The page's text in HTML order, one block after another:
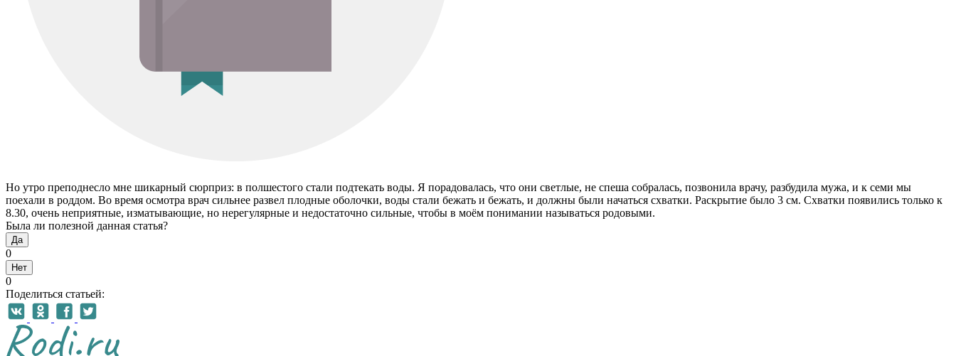
Но утро преподнесло мне шикарный сюрприз: в полшестого стали подтекать воды. Я порадовалась, что они светлые, не спеша собралась, позвонила врачу, разбудила мужа, и к семи мы
поехали в роддом. Во время осмотра врач сильнее развел плодные оболочки, воды стали бежать и бежать, и должны были начаться схватки. Раскрытие было 3 см. Схватки появились только к
8.30, очень неприятные, изматывающие, но нерегулярные и недостаточно сильные, чтобы в моём понимании называться родовыми.
Была ли полезной данная статья?
Да
0
Нет
0
Поделиться статьей: